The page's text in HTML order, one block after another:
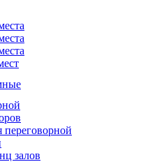
залов